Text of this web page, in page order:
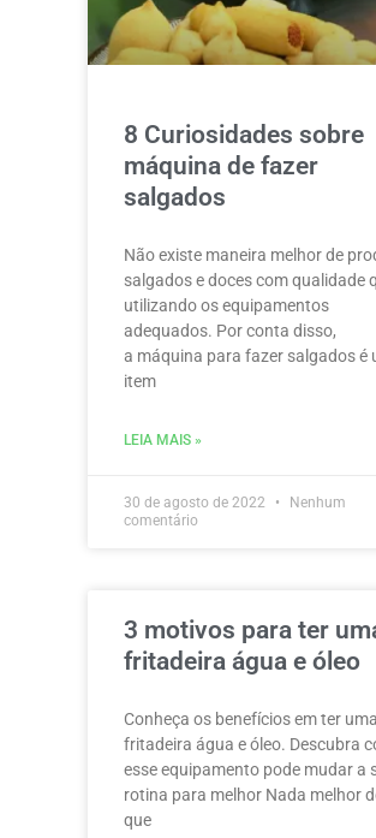
8 Curiosidades sobre
máquina de fazer
salgados
Não existe maneira melhor de
salgados e doces com qualidade
utilizando os equipamentos
adequados. Por conta disso,
a máquina para fazer salgados é
item
LEIA MAIS »
30 de agosto de 2022
Nenhum
comentário
3 motivos para ter
fritadeira água e óleo
Conheça os benefícios em ter uma
fritadeira água e óleo. Descubra
esse equipamento pode mudar a
rotina para melhor Nada melhor
que